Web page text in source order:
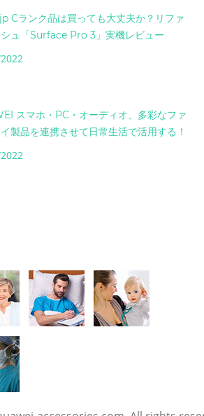
Cランク品は買っても大丈夫か？リファ
ュ「Surface Pro 3」実機レビュー
スマホ・PC・オーディオ、多彩なファ
製品を連携させて日常生活で活用する！